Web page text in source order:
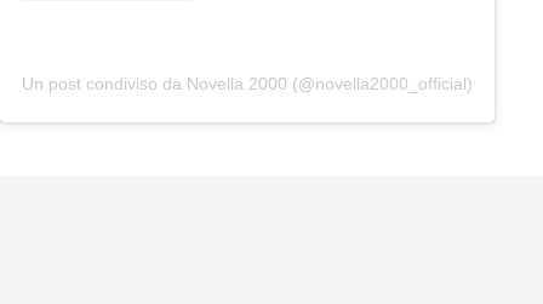
Un post condiviso da Novella 2000 (@novella2000_official)